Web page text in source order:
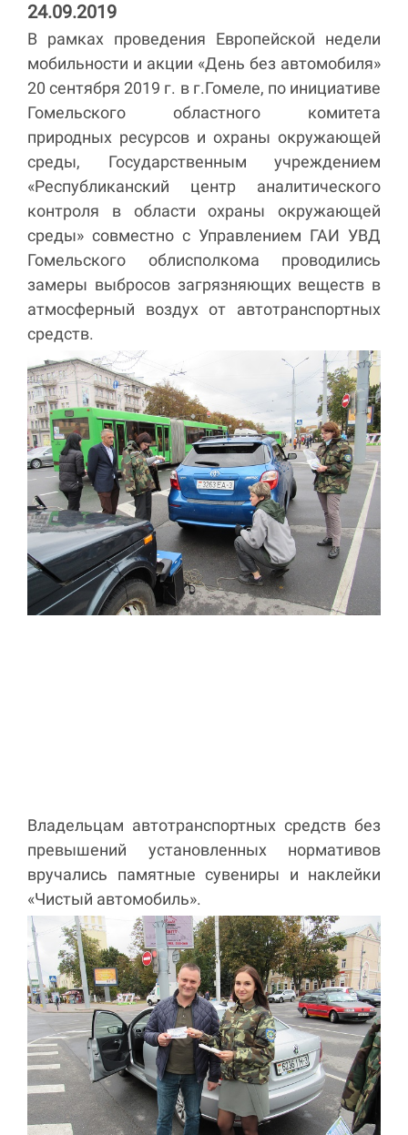
24.09.2019
В рамках проведения Европейской недели
мобильности и акции «День без автомобиля»
20 сентября 2019 г. в г.Гомеле, по инициативе
Гомельского областного комитета
природных ресурсов и охраны окружающей
среды, Государственным учреждением
«Республиканский центр аналитического
контроля в области охраны окружающей
среды» совместно с Управлением ГАИ УВД
Гомельского облисполкома проводились
замеры выбросов загрязняющих веществ в
атмосферный воздух от автотранспортных
средств.
Владельцам автотранспортных средств без
превышений установленных нормативов
вручались памятные сувениры и наклейки
«Чистый автомобиль».